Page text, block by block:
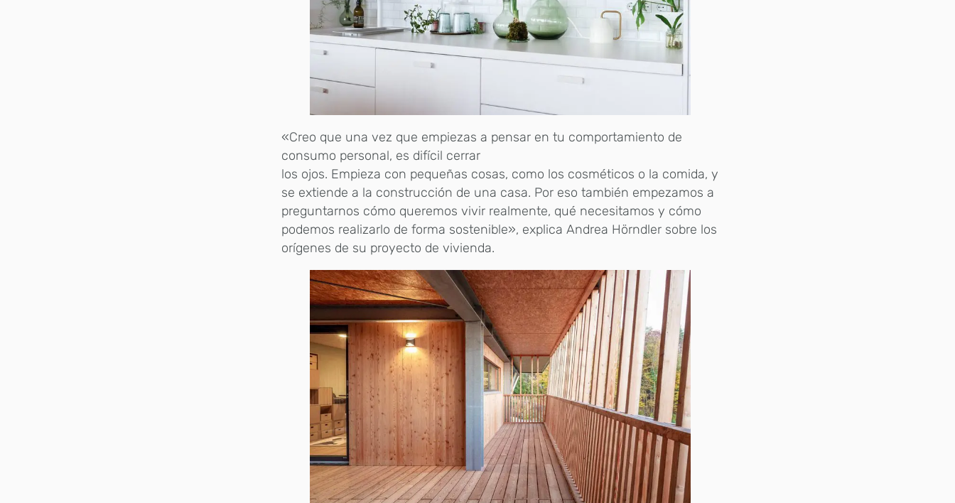
«Creo que una vez que empiezas a pensar en tu comportamiento de
consumo personal, es difícil cerrar
los ojos. Empieza con pequeñas cosas, como los cosméticos o la comida, y
se extiende a la construcción de una casa. Por eso también empezamos a
preguntarnos cómo queremos vivir realmente, qué necesitamos y cómo
podemos realizarlo de forma sostenible», explica Andrea Hörndler sobre los
orígenes de su proyecto de vivienda.